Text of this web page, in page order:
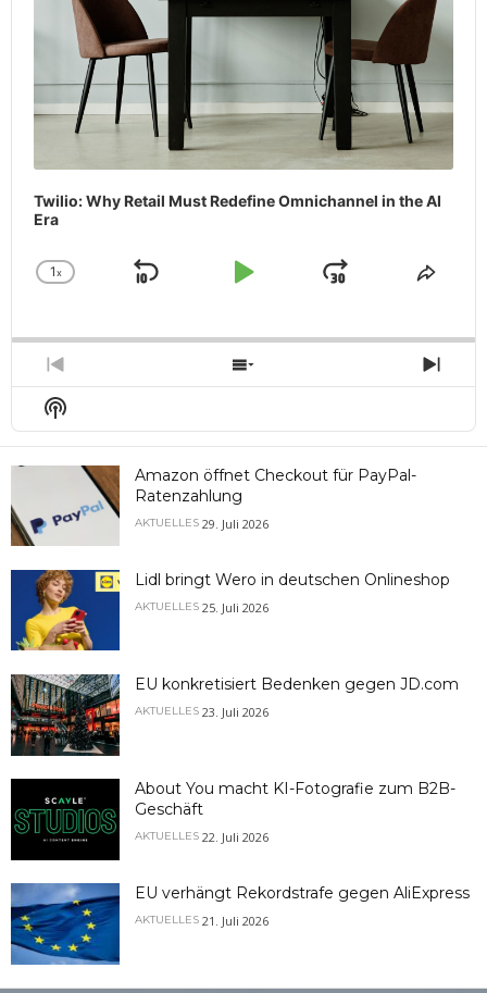
Twilio: Why Retail Must Redefine Omnichannel in the AI
Era
Change
1x
Skip
Play
Jump
Share
Previous
Episode
Show
Episodes
Next
Show
Podcast
Information
Amazon öffnet Checkout für PayPal-
Ratenzahlung
AKTUELLES 29. Juli 2026
Lidl bringt Wero in deutschen Onlineshop
AKTUELLES 25. Juli 2026
EU konkretisiert Bedenken gegen JD.com
AKTUELLES 23. Juli 2026
About You macht KI-Fotografie zum B2B-
Geschäft
AKTUELLES 22. Juli 2026
EU verhängt Rekordstrafe gegen AliExpress
AKTUELLES 21. Juli 2026